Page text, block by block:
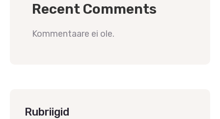
Recent Comments
Kommentaare ei ole.
Rubriigid